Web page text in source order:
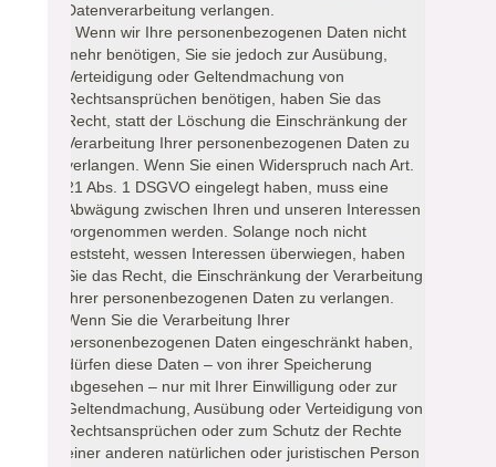
Datenverarbeitung verlangen.
- Wenn wir Ihre personenbezogenen Daten nicht
mehr benötigen, Sie sie jedoch zur Ausübung,
Verteidigung oder Geltendmachung von
Rechtsansprüchen benötigen, haben Sie das
Recht, statt der Löschung die Einschränkung der
Verarbeitung Ihrer personenbezogenen Daten zu
verlangen. Wenn Sie einen Widerspruch nach Art.
21 Abs. 1 DSGVO eingelegt haben, muss eine
Abwägung zwischen Ihren und unseren Interessen
vorgenommen werden. Solange noch nicht
feststeht, wessen Interessen überwiegen, haben
Sie das Recht, die Einschränkung der Verarbeitung
Ihrer personenbezogenen Daten zu verlangen.
Wenn Sie die Verarbeitung Ihrer
personenbezogenen Daten eingeschränkt haben,
dürfen diese Daten – von ihrer Speicherung
abgesehen – nur mit Ihrer Einwilligung oder zur
Geltendmachung, Ausübung oder Verteidigung von
Rechtsansprüchen oder zum Schutz der Rechte
einer anderen natürlichen oder juristischen Person